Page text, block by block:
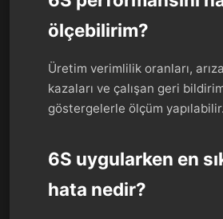
ölçebilirim?
Üretim verimlilik oranları, arıza
kazaları ve çalışan geri
göstergelerle ölçüm yapılabilir.
6S uygularken en
hata nedir?